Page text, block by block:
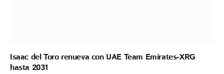
Isaac del Toro renueva con UAE Team Emirates-XRG
hasta 2031